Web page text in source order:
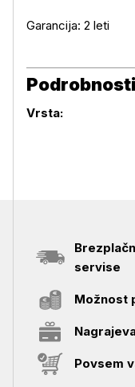
Garancija: 2 leti
Podrobnosti izdelka
Vrsta:
servise
Možnost
Povsem